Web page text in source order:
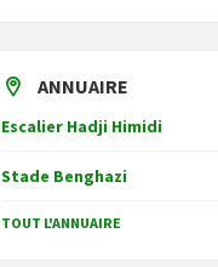
ANNUAIRE
Escalier Hadji Himidi
Stade Benghazi
TOUT L'ANNUAIRE